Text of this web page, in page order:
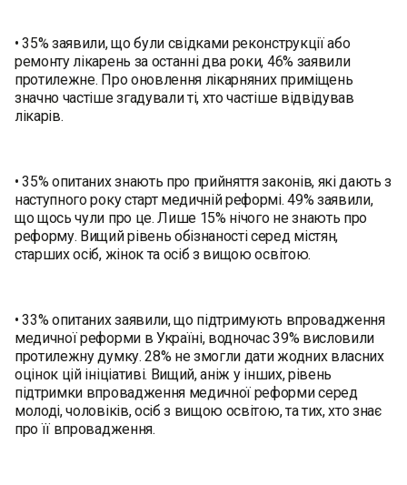
• 35% заявили, що були свідками реконструкції або
ремонту лікарень за останні два роки, 46% заявили
протилежне. Про оновлення лікарняних приміщень
значно частіше згадували ті, хто частіше відвідував
лікарів.
• 35% опитаних знають про прийняття законів, які дають з
наступного року старт медичній реформі. 49% заявили,
що щось чули про це. Лише 15% нічого не знають про
реформу. Вищий рівень обізнаності серед містян,
старших осіб, жінок та осіб з вищою освітою.
• 33% опитаних заявили, що підтримують впровадження
медичної реформи в Україні, водночас 39% висловили
протилежну думку. 28% не змогли дати жодних власних
оцінок цій ініціативі. Вищий, аніж у інших, рівень
підтримки впровадження медичної реформи серед
молоді, чоловіків, осіб з вищою освітою, та тих, хто знає
про її впровадження.